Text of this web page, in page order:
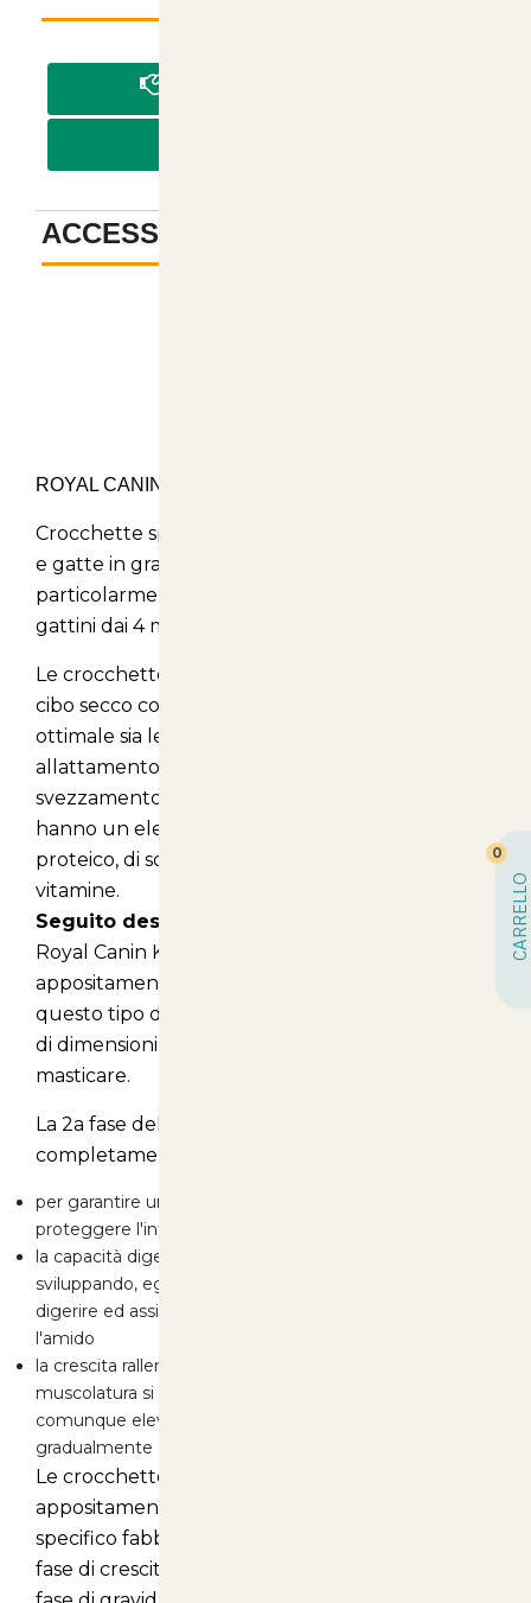
ACCESSORI
ROYAL CANIN KITTEN CONFEZIONE 400 GRAMMI
Crocchette specifiche per gattini dai 4 ai 12 mesi
e gatte in gravidanza/lattazione,
particolarmente adatte ai denti permanenti dei
gattini dai 4 mesi in poi.
Le crocchette Royal Canin Kitten 36 sono un
cibo secco completo che nutre in maniera
ottimale sia le gatte in gravidanza o
allattamento che i gattini dalla fase dello
svezzamento ai 12 mesi, in quanto entrambi
hanno un elevato fabbisogno energetico,
proteico, di sostanze minerali oligoelementi e
vitamine.
Seguito descrizione prodotto:
Royal Canin Kitten 36 è stato pertanto
appositamente sviluppato per far fronte a
questo tipo di esigenze; le sue crocchette sono
di dimensioni ideali per i gattini, nonché facili da
masticare.
La 2a fase della crescita è caratterizzata dal
completamento della dentizione:
per garantire una corretta igiene orale è importante
proteggere l'intera dentatura
la capacità digestiva del gattino si va via via
sviluppando, egli è pertanto sempre più in grado di
digerire ed assimilare meglio sostanze nutritive come
l'amido
la crescita rallenta. La struttura ossea si irrobustisce e la
muscolatura si sviluppa. Il fabbisogno energetico è
comunque elevato, va tuttavia diminuendo
gradualmente
Le crocchette Royal Canin Kitten 36 sono state
appositamente sviluppate per rispondere allo
specifico fabbisogno nutrizionale dei gattini in
fase di crescita dai 4 ai 12 mesi e delle gatte in
CARRELLO
0